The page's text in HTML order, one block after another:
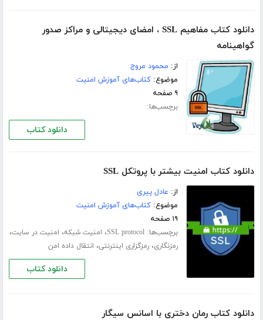
دانلود کتاب مفاهیم SSL ، امضای دیجیتالی و مراکز صدور
گواهینامه
از: محمود مروج
موضوع:کتاب‌های آموزش امنیت
۹ صفحه
برچسب‌ها:
دانلود کتاب
دانلود کتاب امنیت بیشتر با پروتکل SSL
از: عادل پیری
موضوع:کتاب‌های آموزش امنیت
۱۹ صفحه
برچسب‌ها:SSL protocol، امنیت شبکه، امنیت در سایت،
رمزنگاری،رمزگزاری اینترنتی، انتقال داده امن
دانلود کتاب
دانلود کتاب رمان دختری با اسانس سیگار